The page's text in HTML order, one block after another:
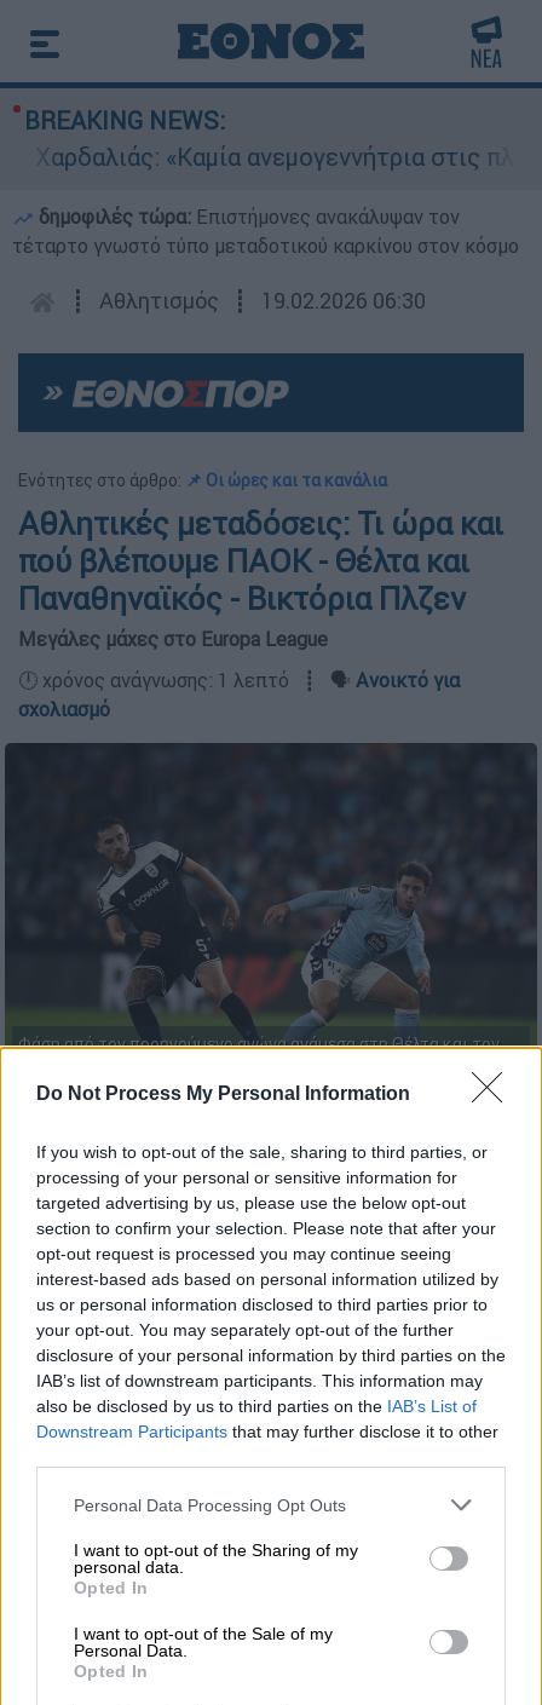
Do Not Process My Personal Information
If you wish to opt-out of the sale, sharing to third parties, or
processing of your personal or sensitive information for
targeted advertising by us, please use the below opt-out
section to confirm your selection. Please note that after your
opt-out request is processed you may continue seeing
interest-based ads based on personal information utilized by
us or personal information disclosed to third parties prior to
your opt-out. You may separately opt-out of the further
disclosure of your personal information by third parties on the
IAB’s list of downstream participants. This information may
also be disclosed by us to third parties on the IAB’s List of
Downstream Participants that may further disclose it to other
Please note that this website/app uses one or more Google
not limited to your visit or usage behaviour. You may click to
grant or deny consent to Google and its third-party tags to
use your data for below specified purposes in below Google
consent section.
Personal Data Processing Opt Outs
I want to opt-out of the Sharing of my
personal data.
Opted In
I want to opt-out of the Sale of my
Personal Data.
Opted In
BREAKING NEWS:
«Καμία ανεμογεννήτρια στις
δημοφιλές τώρα: Επιστήμονες ανακάλυψαν τον
τέταρτο γνωστό τύπο μεταδοτικού καρκίνου στον κόσμο
┋ Αθλητισμός ┋ 19.02.2026 06:30
Ενότητες στο άρθρο: 📌 Οι ώρες και τα κανάλια
Αθλητικές μεταδόσεις: Τι ώρα και
πού βλέπουμε ΠΑΟΚ - Θέλτα και
Παναθηναϊκός - Βικτόρια Πλζεν
Μεγάλες μάχες στο Europa League
🕛 χρόνος ανάγνωσης: 1 λεπτό ┋ 🗣️ Ανοικτό για
σχολιασμό
Φάση από τον προηγούμενο αγώνα ανάμεσα στη Θέλτα και τον
Προσθέστε το ΕΘΝΟΣ στη Google
ΒραδιάEuropa Leagueη αποψινή και οι δύο
εκπρόσωποι της χώρας μας έχουν δύσκολο
έργο καθώς βρίσκουν απέναντί τους
ποιοτικές ομάδες.ΟΠΑΟΚρίχνεται πρώτος
στη μάχη φιλοξενώντας στην Τούμπα τη
Θέλτα, την οποία είχε συναντήσει και στην
προηγούμενη φάση της διοργάνωσης,
γνωρίζοντας την ήττα στη Γαλικία (3-1).
καθώςο Δικέφαλος του Βορρά βρίσκεται σε
πολύ καλό φεγγάρι και θέλει να
κεφαλαιοποιήσει την αγωνιστική του άνοδο
Παναθηναϊκόςτων πολλών προβλημάτων
και της κακής αγωνιστικής παρουσίας θέλει